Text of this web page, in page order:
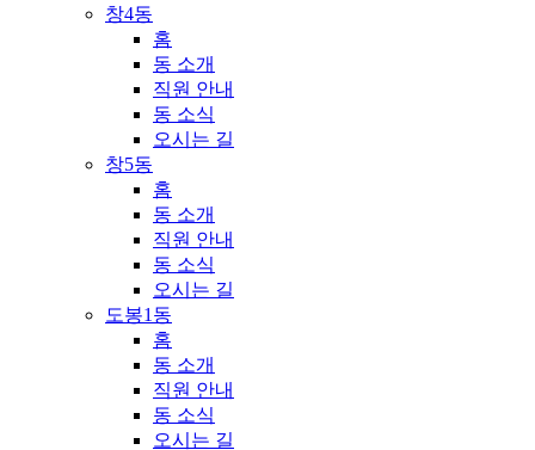
창4동
홈
동 소개
직원 안내
동 소식
오시는 길
창5동
홈
동 소개
직원 안내
동 소식
오시는 길
도봉1동
홈
동 소개
직원 안내
동 소식
오시는 길